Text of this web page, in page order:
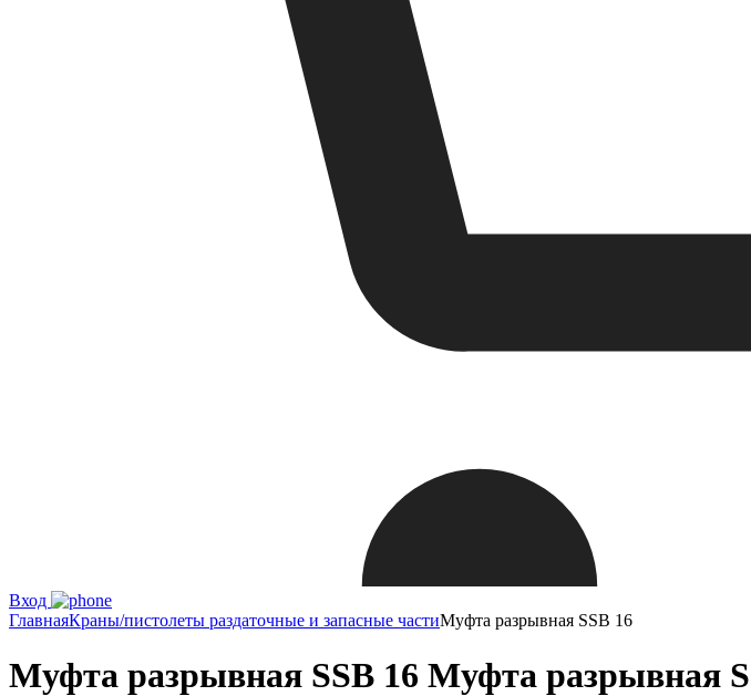
Вход
ГлавнаяКраны/пистолеты раздаточные и запасные частиМуфта разрывная SSB 16
Муфта разрывная SSB 16 Муфта разрывная